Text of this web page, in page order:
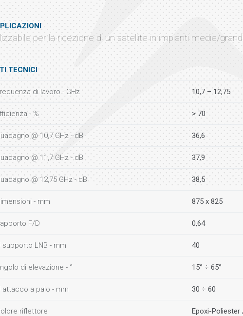
per la ricezione di un satellite in impianti medie/
TECNICI
di lavoro - GHz 10,7 ÷ 12,75
- % > 70
@ 10,7 GHz - dB 36,6
@ 11,7 GHz - dB 37,9
@ 12,75 GHz - dB 38,5
- mm 875 x 825
F/D 0,64
supporto LNB - mm 40
di elevazione - ° 15° ÷ 65°
attacco a palo - mm 30 ÷ 60
riflettore Epoxi-Poliester